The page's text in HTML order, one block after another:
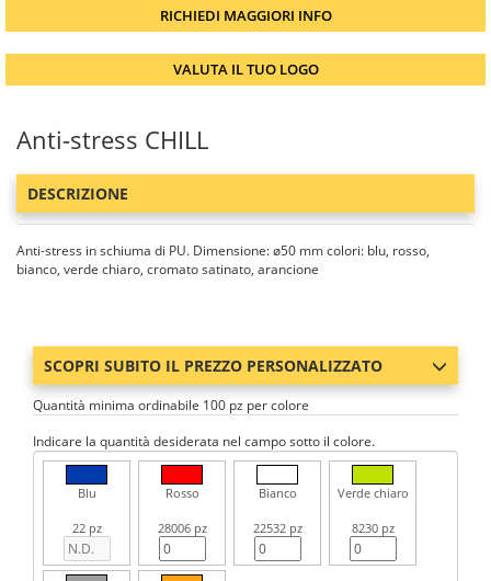
RICHIEDI MAGGIORI INFO
VALUTA IL TUO LOGO
Anti-stress CHILL
DESCRIZIONE
Anti-stress in schiuma di PU. Dimensione: ø50 mm colori: blu, rosso,
bianco, verde chiaro, cromato satinato, arancione
SCOPRI SUBITO IL PREZZO PERSONALIZZATO
Quantità minima ordinabile 100 pz per colore
Indicare la quantità desiderata nel campo sotto il colore.
Blu
22 pz
Rosso
28006 pz
Bianco
22532 pz
Verde chiaro
8230 pz